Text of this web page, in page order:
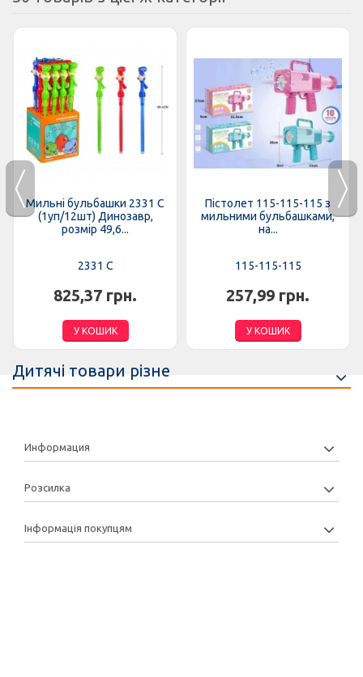
Мильні бульбашки 2331 C
(1уп/12шт) Динозавр,
розмір 49,6...
2331 C
825,37 грн.
У КОШИК
Пістолет 115-115-115 з
мильними бульбашками,
на...
115-115-115
257,99 грн.
У КОШИК
Дитячі товари різне
Информация
Розсилка
Інформація покупцям